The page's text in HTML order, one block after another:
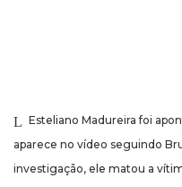
Esteliano Madureira foi
aparece no vídeo seguindo
investigação, ele matou a